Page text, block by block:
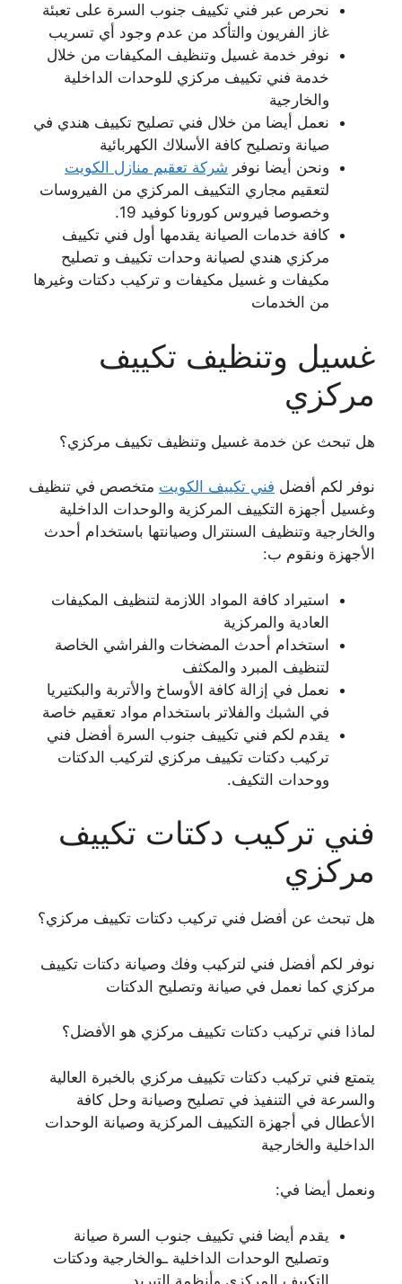
نحرص عبر فني تكييف جنوب السرة على تعبئة
غاز الفريون والتأكد من عدم وجود أي تسريب
نوفر خدمة غسيل وتنظيف المكيفات من خلال
خدمة فني تكييف مركزي للوحدات الداخلية
والخارجية
نعمل أيضا من خلال فني تصليح تكييف هندي في
صيانة وتصليح كافة الأسلاك الكهربائية
ونحن أيضا نوفر شركة تعقيم منازل الكويت
لتعقيم مجاري التكييف المركزي من الفيروسات
وخصوصا فيروس كورونا كوفيد 19.
كافة خدمات الصيانة يقدمها أول فني تكييف
مركزي هندي لصيانة وحدات تكييف و تصليح
مكيفات و غسيل مكيفات و تركيب دكتات وغيرها
من الخدمات
غسيل وتنظيف تكييف
مركزي
هل تبحث عن خدمة غسيل وتنظيف تكييف مركزي؟
نوفر لكم أفضل فني تكييف الكويت متخصص في تنظيف
وغسيل أجهزة التكييف المركزية والوحدات الداخلية
والخارجية وتنظيف السنترال وصيانتها باستخدام أحدث
الأجهزة ونقوم ب:
استيراد كافة المواد اللازمة لتنظيف المكيفات
العادية والمركزية
استخدام أحدث المضخات والفراشي الخاصة
لتنظيف المبرد والمكثف
نعمل في إزالة كافة الأوساخ والأتربة والبكتيريا
في الشبك والفلاتر باستخدام مواد تعقيم خاصة
يقدم لكم فني تكييف جنوب السرة أفضل فني
تركيب دكتات تكييف مركزي لتركيب الدكتات
ووحدات التكيف.
فني تركيب دكتات تكييف
مركزي
هل تبحث عن أفضل فني تركيب دكتات تكييف مركزي؟
نوفر لكم أفضل فني لتركيب وفك وصيانة دكتات تكييف
مركزي كما نعمل في صيانة وتصليح الدكتات
لماذا فني تركيب دكتات تكييف مركزي هو الأفضل؟
يتمتع فني تركيب دكتات تكييف مركزي بالخبرة العالية
والسرعة في التنفيذ في تصليح وصيانة وحل كافة
الأعطال في أجهزة التكييف المركزية وصيانة الوحدات
الداخلية والخارجية
ونعمل أيضا في:
يقدم أيضا فني تكييف جنوب السرة صيانة
وتصليح الوحدات الداخلية ـوالخارجية ودكتات
التكييف المركزي وأنظمة التبريد.